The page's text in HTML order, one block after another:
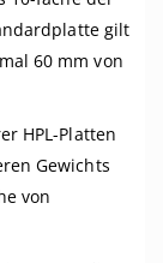
gilt
60 mm von
HPL-Platten
Gewichts
von